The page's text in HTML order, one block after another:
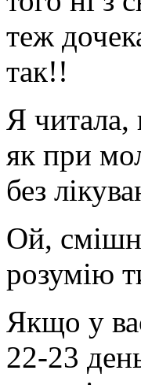
теж
так!!
Я читала,
як при
без
Ой,
розумію
Якщо у
22-23